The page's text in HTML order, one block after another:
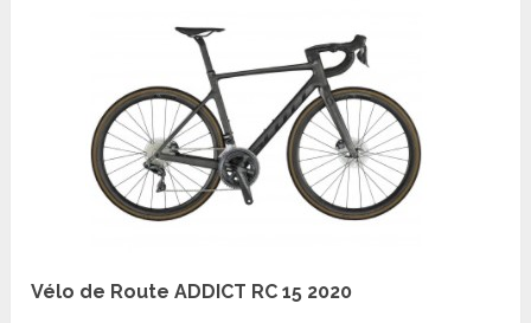
Vélo de Route ADDICT RC 15 2020